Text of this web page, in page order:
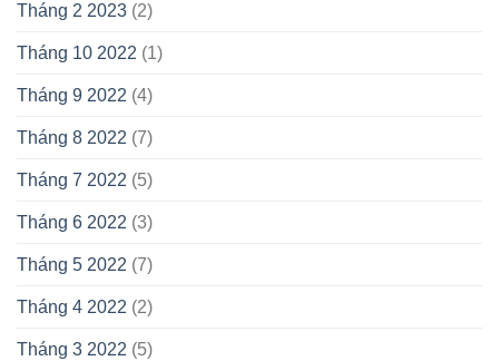
Tháng 2 2023 (2)
Tháng 10 2022 (1)
Tháng 9 2022 (4)
Tháng 8 2022 (7)
Tháng 7 2022 (5)
Tháng 6 2022 (3)
Tháng 5 2022 (7)
Tháng 4 2022 (2)
Tháng 3 2022 (5)